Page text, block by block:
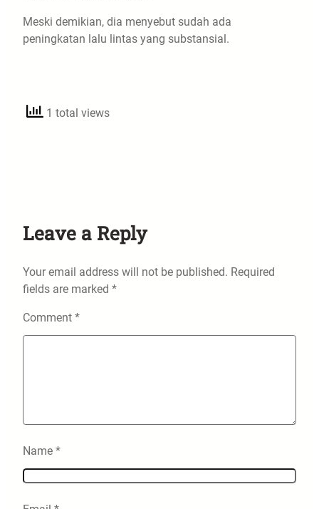
Meski demikian, dia menyebut sudah ada
peningkatan lalu lintas yang substansial.
1 total views
Leave a Reply
Your email address will not be published. Required
fields are marked *
Comment *
Name *